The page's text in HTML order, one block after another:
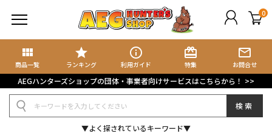
0
view_module
商品一覧
star
ランキング
info_outline
利用ガイド
card_giftcard
特集
mail_outline
お問合せ
AEGハンターズショップの団体・事業者向けサービスはこちらから！ >>
検索
▼よく探されているキーワード▼
品検索 ブログ検索
会員登録